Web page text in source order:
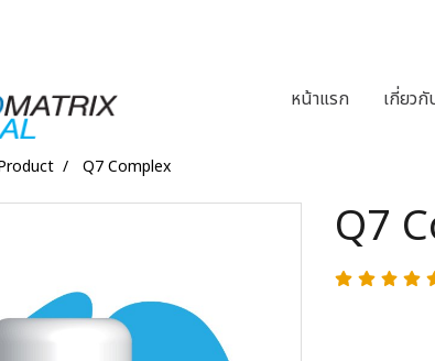
หน้าแรก เกี่ยวกั
Q7 Complex
Q7